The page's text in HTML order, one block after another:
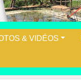
& VIDÉOS